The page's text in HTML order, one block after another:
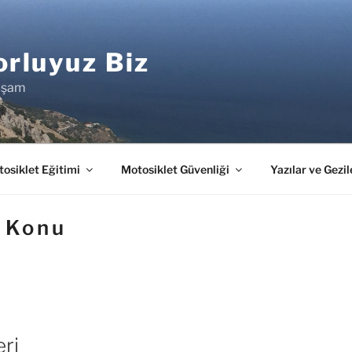
Biz
Eğitimi Motosiklet Güvenliği Yazılar ve
Konu